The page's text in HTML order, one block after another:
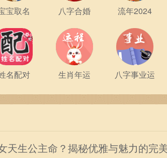
宝取名 八字合婚 流年2024
名配对 生肖年运 八字事业运
天生公主命？揭秘优雅与魅力的完